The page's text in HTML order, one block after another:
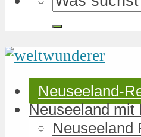
Neuseeland-
Neuseeland mit
Neuseeland